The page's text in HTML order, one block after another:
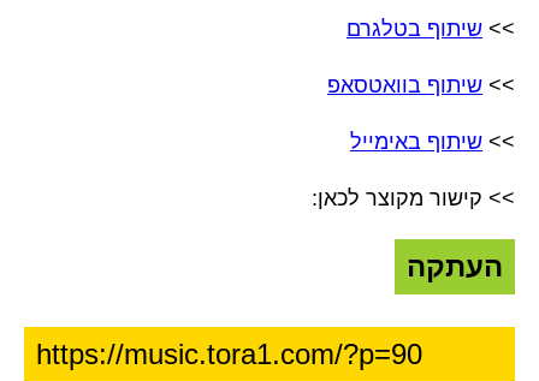
>> שיתוף בטלגרם
>> שיתוף בוואטסאפ
>> שיתוף באימייל
>> קישור מקוצר לכאן:
העתקה